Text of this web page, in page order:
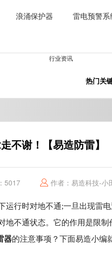
浪涌保护器 雷电预警系
热门关
不谢！【易造防雷】
5017 作者：易造科技-小
运行时对地不通;一旦出现雷
地不通状态。它的作用是限制
器的注意事项？下面易造小编